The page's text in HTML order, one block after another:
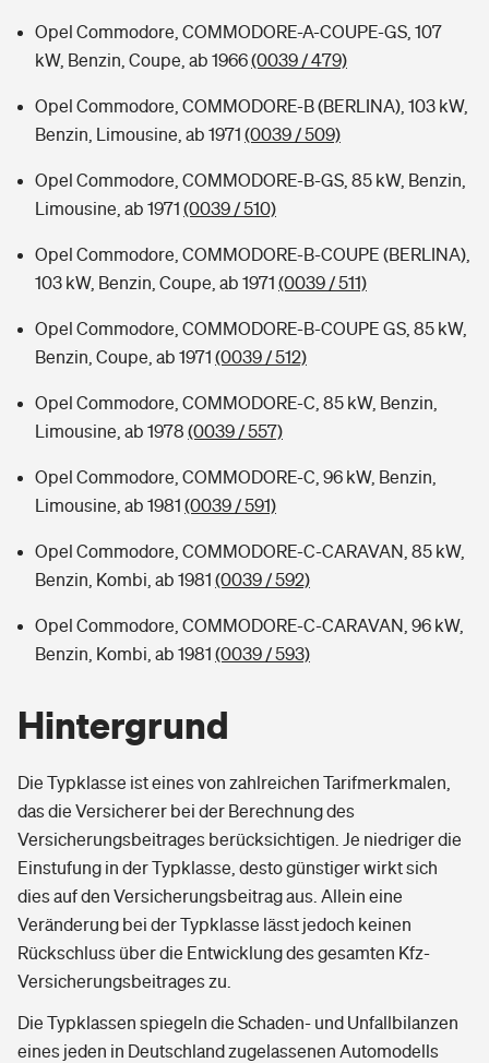
Opel Commodore, COMMODORE-A-COUPE-GS, 107
kW, Benzin, Coupe, ab 1966(0039 / 479)
Opel Commodore, COMMODORE-B (BERLINA), 103 kW,
Benzin, Limousine, ab 1971 (0039 / 509)
Opel Commodore, COMMODORE-B-GS, 85 kW, Benzin,
Limousine, ab 1971 (0039 / 510)
Opel Commodore, COMMODORE-B-COUPE (BERLINA),
103 kW, Benzin, Coupe, ab 1971 (0039 / 511)
Opel Commodore, COMMODORE-B-COUPE GS, 85 kW,
Benzin, Coupe, ab 1971 (0039 / 512)
Opel Commodore, COMMODORE-C, 85 kW, Benzin,
Limousine, ab 1978 (0039 / 557)
Opel Commodore, COMMODORE-C, 96 kW, Benzin,
Limousine, ab 1981 (0039 / 591)
Opel Commodore, COMMODORE-C-CARAVAN, 85 kW,
Benzin, Kombi, ab 1981 (0039 / 592)
Opel Commodore, COMMODORE-C-CARAVAN, 96 kW,
Benzin, Kombi, ab 1981 (0039 / 593)
Hintergrund
Die Typklasse ist eines von zahlreichen Tarifmerkmalen,
das die Versicherer bei der Berechnung des
Versicherungsbeitrages berücksichtigen. Je niedriger die
Einstufung in der Typklasse, desto günstiger wirkt sich
dies auf den Versicherungsbeitrag aus. Allein eine
Veränderung bei der Typklasse lässt jedoch keinen
Rückschluss über die Entwicklung des gesamten Kfz-
Versicherungsbeitrages zu.
Die Typklassen spiegeln die Schaden- und Unfallbilanzen
eines jeden in Deutschland zugelassenen Automodells